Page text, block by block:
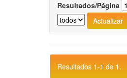
Resultados/Página
Resultados 1-1 de 1.